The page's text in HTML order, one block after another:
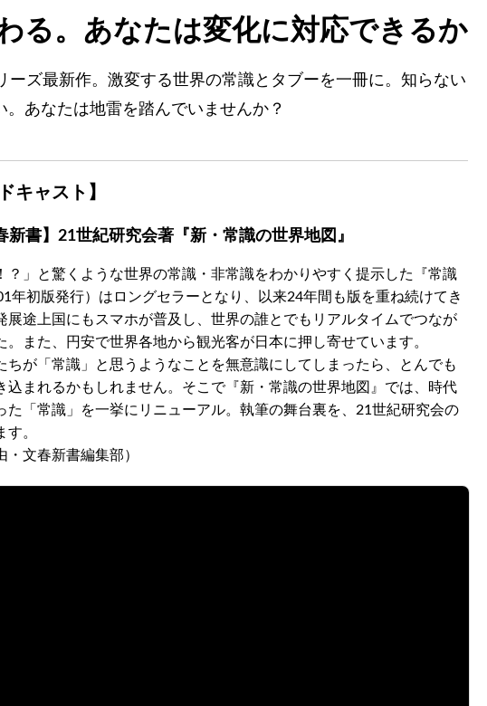
る。あなたは変化に対応できるか
ーズ最新作。激変する世界の常識とタブーを一冊に。知らない
。あなたは地雷を踏んでいませんか？
キャスト】
新書】21世紀研究会著『新・常識の世界地図』
？」と驚くような世界の常識・非常識をわかりやすく提示した『常識
年初版発行）はロングセラーとなり、以来24年間も版を重ね続けてき
展途上国にもスマホが普及し、世界の誰とでもリアルタイムでつなが
。また、円安で世界各地から観光客が日本に押し寄せています。
ちが「常識」と思うようなことを無意識にしてしまったら、とんでも
込まれるかもしれません。そこで『新・常識の世界地図』では、時代
た「常識」を一挙にリニューアル。執筆の舞台裏を、21世紀研究会の
。
・文春新書編集部）